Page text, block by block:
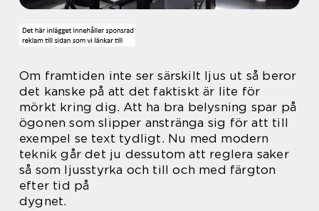
Om framtiden inte ser särskilt ljus ut så beror
det kanske på att det faktiskt är lite för
mörkt kring dig. Att ha bra belysning spar på
ögonen som slipper anstränga sig för att till
exempel se text tydligt. Nu med modern
teknik går det ju dessutom att reglera saker
så som ljusstyrka och till och med färgton
efter tid på
dygnet.